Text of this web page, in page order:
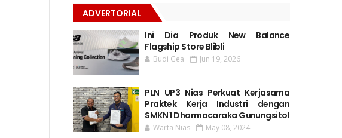
ADVERTORIAL
Ini Dia Produk New Balance
Flagship Store Blibli
Budi Gea Jun 19, 2026
PLN UP3 Nias Perkuat Kerjasama
Praktek Kerja Industri dengan
SMKN 1 Dharmacaraka Gunungsitol
Warta Nias May 08, 2024